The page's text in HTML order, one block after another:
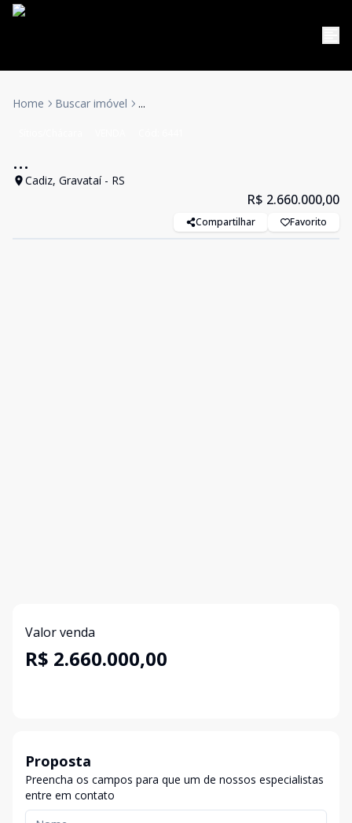
Home Buscar imóvel ...
...
Cadiz, Gravataí - RS
R$ 2.660.000,00
Compartilhar Favorito
Valor venda
R$ 2.660.000,00
Proposta
Preencha os campos para que um de nossos especialistas
entre em contato